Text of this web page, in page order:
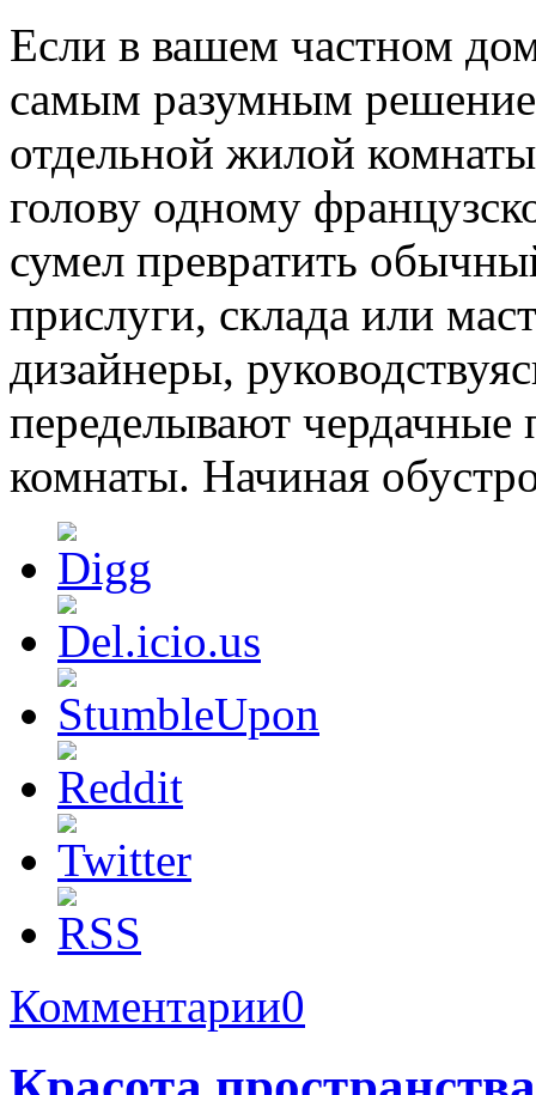
Если в вашем частном
самым разумным
отдельной жилой
голову одному
сумел превратить
прислуги, склада или
дизайнеры,
переделывают
комнаты. Начиная
Комментарии0